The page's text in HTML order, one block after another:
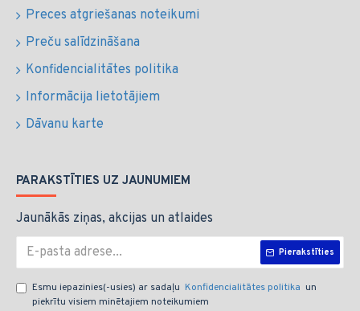
Preces atgriešanas noteikumi
Preču salīdzināšana
Konfidencialitātes politika
Informācija lietotājiem
Dāvanu karte
PARAKSTĪTIES UZ JAUNUMIEM
Jaunākās ziņas, akcijas un atlaides
Pierakstīties
Esmu iepazinies(-usies) ar sadaļu Konfidencialitātes politika un
piekrītu visiem minētajiem noteikumiem